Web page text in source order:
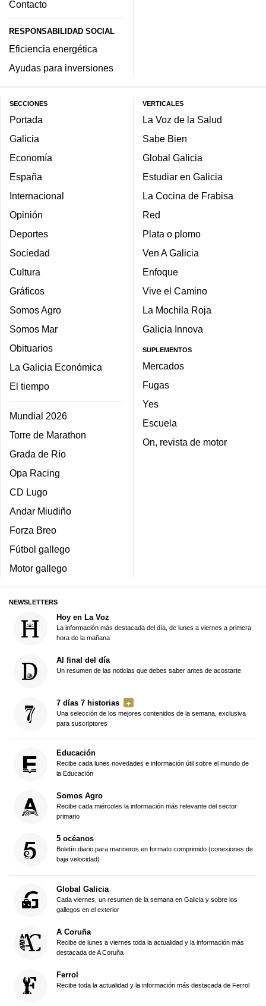
Contacto
RESPONSABILIDAD SOCIAL
Eficiencia energética
Ayudas para inversiones
SECCIONES
Portada
Galicia
Economía
España
Internacional
Opinión
Deportes
Sociedad
Cultura
Gráficos
Somos Agro
Somos Mar
Obituarios
La Galicia Económica
El tiempo
Mundial 2026
Torre de Marathon
Grada de Río
Opa Racing
CD Lugo
Andar Miudiño
Forza Breo
Fútbol gallego
Motor gallego
VERTICALES
La Voz de la Salud
Sabe Bien
Global Galicia
Estudiar en Galicia
La Cocina de Frabisa
Red
Plata o plomo
Ven A Galicia
Enfoque
Vive el Camino
La Mochila Roja
Galicia Innova
SUPLEMENTOS
Mercados
Fugas
Yes
Escuela
On, revista de motor
NEWSLETTERS
Hoy en La Voz
La información más destacada del día, de lunes a viernes a primera
hora de la mañana
Al final del día
Un resumen de las noticias que debes saber antes de acostarte
7 días 7 historias
Una selección de los mejores contenidos de la semana, exclusiva
para suscriptores
Educación
Recibe cada lunes novedades e información útil sobre el mundo de
la Educación
Somos Agro
Recibe cada miércoles la información más relevante del sector
primario
5 océanos
Boletín diario para marineros en formato comprimido (conexiones de
baja velocidad)
Global Galicia
Cada viernes, un resumen de la semana en Galicia y sobre los
gallegos en el exterior
A Coruña
Recibe de lunes a viernes toda la actualidad y la información más
destacada de A Coruña
Ferrol
Recibe toda la actualidad y la información más destacada de Ferrol